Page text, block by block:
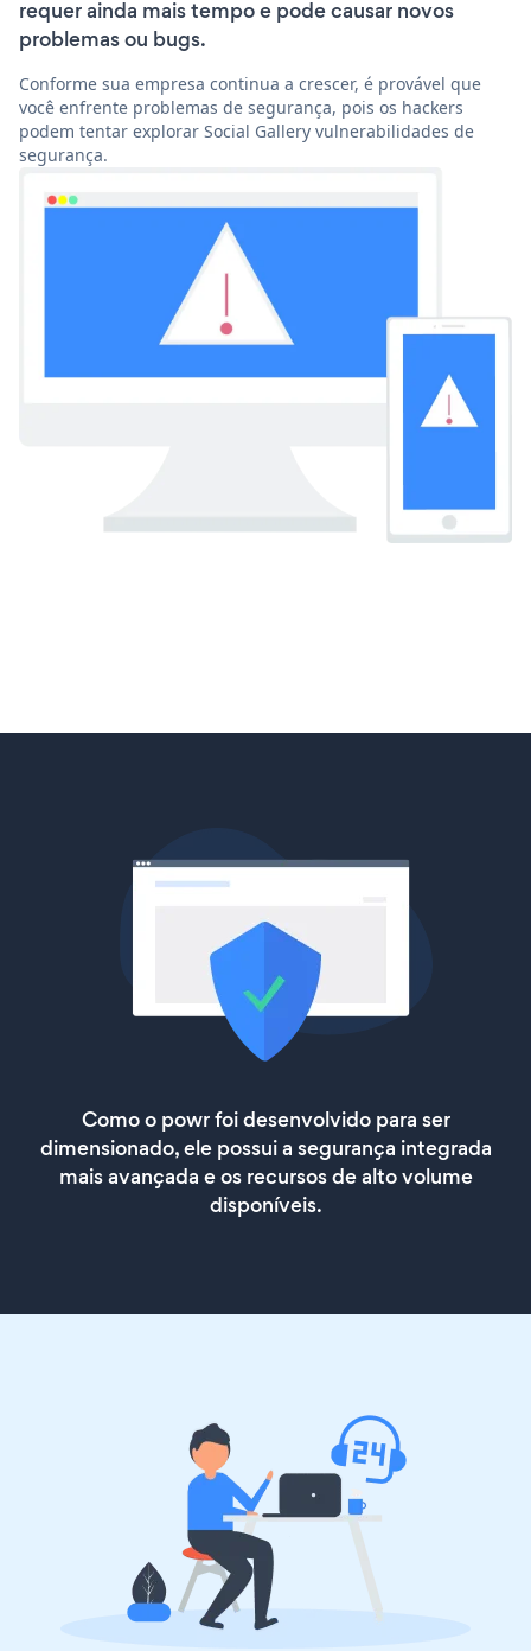
requer ainda mais tempo e pode causar novos
problemas ou bugs.
Conforme sua empresa continua a crescer, é provável que
você enfrente problemas de segurança, pois os hackers
podem tentar explorar Social Gallery vulnerabilidades de
segurança.
Como o powr foi desenvolvido para ser
dimensionado, ele possui a segurança integrada
mais avançada e os recursos de alto volume
disponíveis.